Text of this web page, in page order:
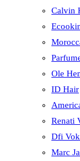
Calvin
Ole
ID Hair
Renati
Dfi
Marc